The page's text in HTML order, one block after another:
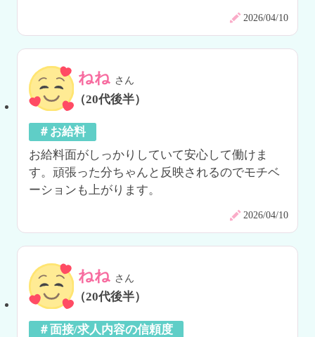
2026/04/10
ねね さん
（20代後半）
＃お給料
お給料面がしっかりしていて安心して働けま
す。頑張った分ちゃんと反映されるのでモチベ
ーションも上がります。
2026/04/10
ねね さん
（20代後半）
＃面接/求人内容の信頼度